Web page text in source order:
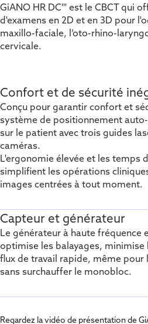
GiANO HR DC''' est le CBCT qui
d'examens en 2D et en 3D pour
maxillo-faciale, l’oto-rhino-
cervicale.
Confort et de sécurité
Conçu pour garantir confort et
système de positionnement
sur le patient avec trois guides
caméras.
L'ergonomie élevée et les temps
simplifient les opérations
images centrées à tout moment.
Capteur et générateur
Le générateur à haute fréquence
optimise les balayages, minimise
flux de travail rapide, même pour
sans surchauffer le monobloc.
Regardez la vidéo de présentation de